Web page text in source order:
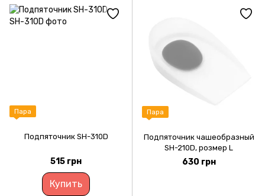
Пара
Подпяточник SH-310D
515 грн
Купить
Пара
Подпяточник чашеобразный
SH-210D, розмер L
630 грн